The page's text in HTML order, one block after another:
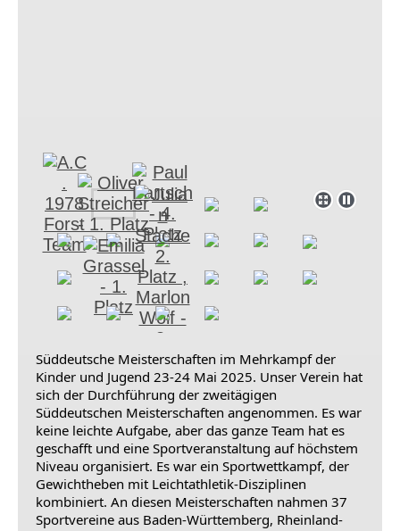
Süddeutsche Meisterschaften im Mehrkampf der
Kinder und Jugend 23-24 Mai 2025. Unser Verein hat
sich der Durchführung der zweitägigen
Süddeutschen Meisterschaften angenommen. Es war
keine leichte Aufgabe, aber das ganze Team hat es
geschafft und eine Sportveranstaltung auf höchstem
Niveau organisiert. Es war ein Sportwettkampf, der
Gewichtheben mit Leichtathletik-Disziplinen
kombiniert. An diesen Meisterschaften nahmen 37
Sportvereine aus Baden-Württemberg, Rheinland-